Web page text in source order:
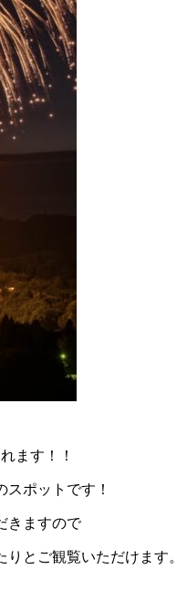
ます！！
ポットです！
きますので
とご観覧いただけます。